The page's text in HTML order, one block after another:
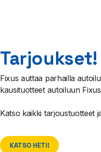
Tarjoukset!
Fixus auttaa parhailla
kausituotteet autoiluun
Katso kaikki tarjoustuotteet
KATSO HETI!